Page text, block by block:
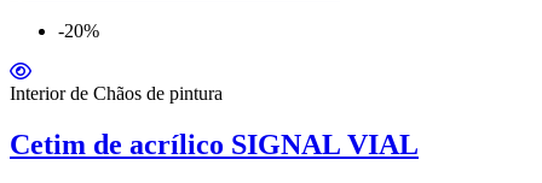
-20%
Interior de Chãos de pintura
Cetim de acrílico SIGNAL VIAL